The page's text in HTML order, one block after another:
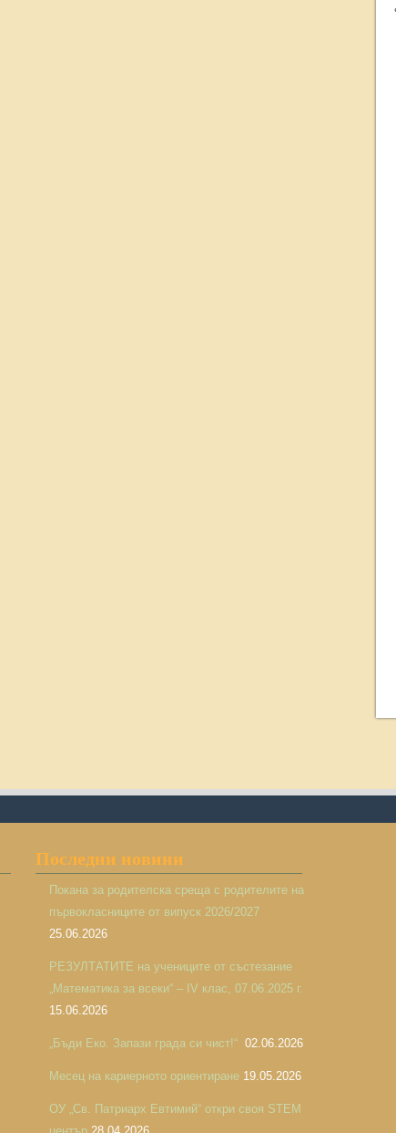
Последни новини
Покана за родителска среща с родителите на
първокласниците от випуск 2026/2027
25.06.2026
РЕЗУЛТАТИТЕ на учениците от състезание
„Математика за всеки“ – IV клас, 07.06.2025 г.
15.06.2026
„Бъди Еко. Запази града си чист!“ 02.06.2026
Месец на кариерното ориентиране 19.05.2026
ОУ „Св. Патриарх Евтимий“ откри своя STEM